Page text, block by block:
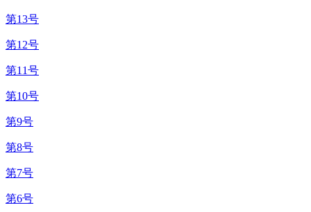
第13号
第12号
第11号
第10号
第9号
第8号
第7号
第6号